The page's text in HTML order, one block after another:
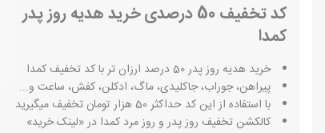
کد تخفیف 50 درصدی خرید هدیه روز پدر
کمدا
خرید هدیه روز پدر 50 درصد ارزان تر با کد تخفیف کمدا
پیراهن، جوراب، جاکلیدی، ماگ، ادکلن، کفش، ساعت و...
با استفاده از این کد حداکثر 50 هزار تومان تخفیف میگیرید
کالکشن تخفیف روز پدر و روز مرد کمدا در «لینک خرید»